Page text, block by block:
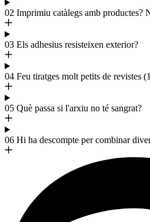
02 Imprimiu catàlegs amb productes?
03 Els adhesius resisteixen exterior?
04 Feu tiratges molt petits de revistes
05 Què passa si l'arxiu no té sangrat?
06 Hi ha descompte per combinar